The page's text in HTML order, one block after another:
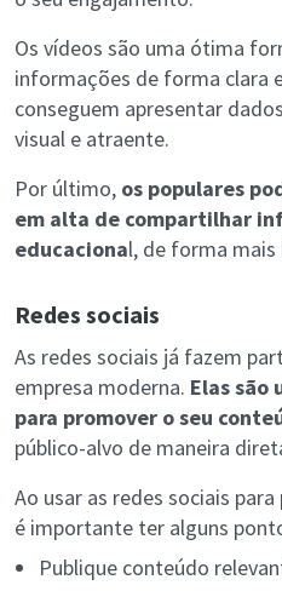
Os vídeos são uma ótima
informações de forma clara
conseguem apresentar
visual e atraente.
Por último, os populares
em alta de compartilhar
educacional, de forma mais
Redes sociais
As redes sociais já fazem
empresa moderna. Elas
para promover o seu
público-alvo de maneira
Ao usar as redes sociais
é importante ter alguns
Publique conteúdo